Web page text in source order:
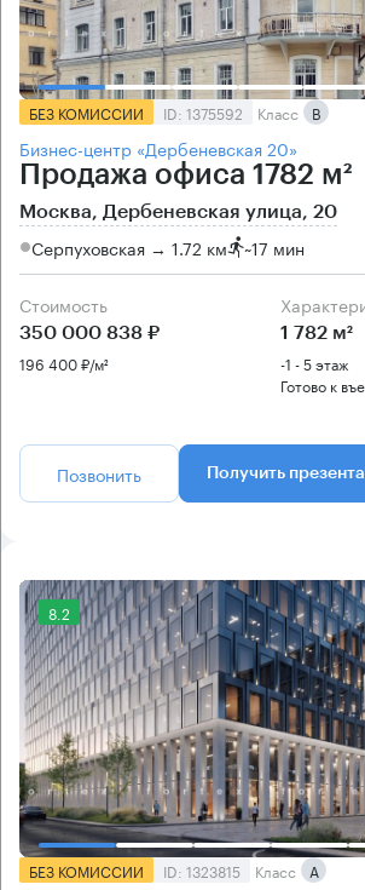
БЕЗ КОМИССИИ ID: 1375592 Класс B
Бизнес-центр «Дербеневская 20»
Продажа офиса 1782 м²
Москва, Дербеневская улица, 20
Серпуховская → 1.72 км ~17 мин
Стоимость
350 000 838 ₽
196 400 ₽/м²
1 782 м²
-1 - 5 этаж
Готово к
Позвонить Получить
8.2
БЕЗ КОМИССИИ ID: 1323815 Класс А